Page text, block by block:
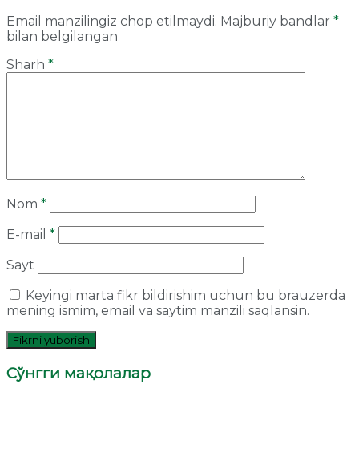
Email manzilingiz chop etilmaydi. Majburiy bandlar *
bilan belgilangan
Sharh *
Nom *
E-mail *
Sayt
Keyingi marta fikr bildirishim uchun bu brauzerda
mening ismim, email va saytim manzili saqlansin.
Сўнгги мақолалар